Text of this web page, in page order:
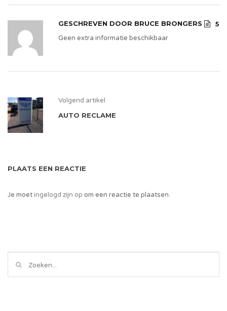
GESCHREVEN DOOR BRUCE BRONGERS
5
Geen extra informatie beschikbaar
Volgend artikel
AUTO RECLAME
PLAATS EEN REACTIE
Je moetingelogd zijn op om een reactie te plaatsen.